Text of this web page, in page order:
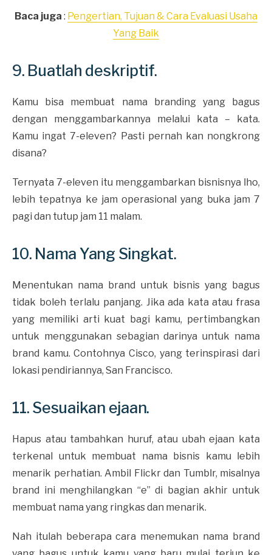
Baca juga : Pengertian, Tujuan & Cara Evaluasi Usaha
Yang Baik
9. Buatlah deskriptif.
Kamu bisa membuat nama branding yang bagus
dengan menggambarkannya melalui kata – kata.
Kamu ingat 7-eleven? Pasti pernah kan nongkrong
disana?
Ternyata 7-eleven itu menggambarkan bisnisnya lho,
lebih tepatnya ke jam operasional yang buka jam 7
pagi dan tutup jam 11 malam.
10. Nama Yang Singkat.
Menentukan nama brand untuk bisnis yang bagus
tidak boleh terlalu panjang. Jika ada kata atau frasa
yang memiliki arti kuat bagi kamu, pertimbangkan
untuk menggunakan sebagian darinya untuk nama
brand kamu. Contohnya Cisco, yang terinspirasi dari
lokasi pendiriannya, San Francisco.
11. Sesuaikan ejaan.
Hapus atau tambahkan huruf, atau ubah ejaan kata
terkenal untuk membuat nama bisnis kamu lebih
menarik perhatian. Ambil Flickr dan Tumblr, misalnya
brand ini menghilangkan “e” di bagian akhir untuk
membuat nama yang ringkas dan menarik.
Nah itulah beberapa cara menemukan nama brand